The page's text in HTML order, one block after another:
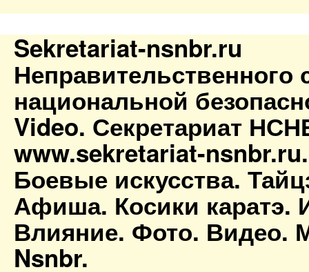
Sekretariat-nsnbr.ru
Неправительственного
национальной
Video. Секретариат
www.sekretariat-
Боевые искусства.
Афиша. Косики каратэ.
Влияние. Фото. Видео.
Nsnbr.